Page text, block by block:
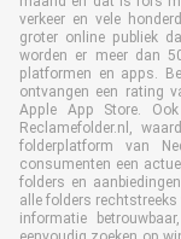
verkeer en vele
groter online publiek
worden er meer dan
platformen en apps.
ontvangen een rating
Apple App Store.
Reclamefolder.nl,
folderplatform van
consumenten een
folders en
alle folders
informatie